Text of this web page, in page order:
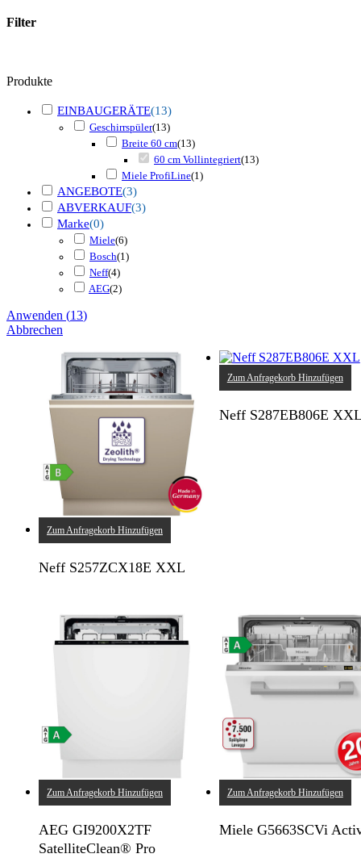
Filter
Produkte
EINBAUGERÄTE(13)
Geschirrspüler(13)
Breite 60 cm(13)
60 cm Vollintegriert(13)
Miele ProfiLine(1)
ANGEBOTE(3)
ABVERKAUF(3)
Marke(0)
Miele(6)
Bosch(1)
Neff(4)
AEG(2)
Anwenden (13)
Abbrechen
Zum Anfragekorb Hinzufügen
Neff S257ZCX18E XXL
Zum Anfragekorb Hinzufügen
Neff S287EB806E
Zum Anfragekorb Hinzufügen
AEG GI9200X2TF
SatelliteClean® Pro
Zum Anfragekorb Hinzufügen
Miele G5663SCVi